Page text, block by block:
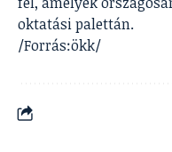
oktatási palettán.
/Forrás:ökk/